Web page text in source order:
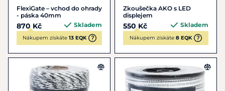
FlexiGate – vchod do ohrady
- páska 40mm
870 Kč Skladem
Nákupem získáte 13 EQK
Zkoušečka AKO s LED
displejem
550 Kč Skladem
Nákupem získáte 8 EQK